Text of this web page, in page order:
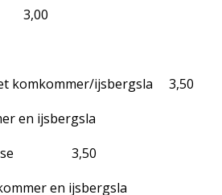
3,00
komkommer/ijsbergsla 3,50
en ijsbergsla
3,50
en ijsbergsla